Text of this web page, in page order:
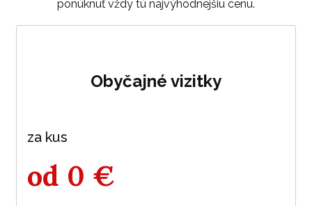
ponúknuť vždy tú najvýhodnejšiu cenu.
Obyčajné vizitky
za kus
od 0 €